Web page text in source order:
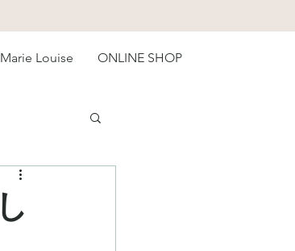
Marie Louise ONLINE SHOP